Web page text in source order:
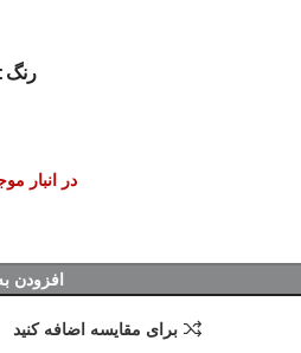
رنگ
در انبار
افزودن
برای مقایسه اضافه کنید